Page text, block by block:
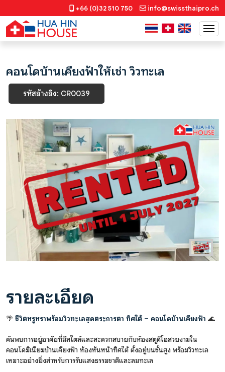
+66 (0)32 510 750 info@swissthaipro.ch
คอนโดบ้านเคียงฟ้าให้เช่า วิวทะเล
รหัสอ้างอิง: CR0039
Previous Next
รายละเอียด
🌴 ชีวิตหรูหราพร้อมวิวทะเลสุดตระการตา ทิศใต้ – คอนโดบ้านเคียงฟ้า 🌊
ค้นพบการอยู่อาศัยที่มีสไตล์และสะดวกสบายกับห้องสตูดิโอสวยงามใน
คอนโดมิเนียมบ้านเคียงฟ้า ห้องหันหน้าทิศใต้ ตั้งอยู่บนชั้นสูง พร้อมวิวทะเล
เหมาะอย่างยิ่งสำหรับการรับแสงธรรมชาติและลมทะเล